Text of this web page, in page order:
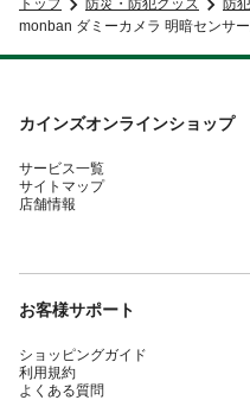
トップ 防災・防犯グッズ 防
monban ダミーカメラ 明暗センサ
カインズオンラインショップ
サービス一覧
サイトマップ
店舗情報
お客様サポート
ショッピングガイド
利用規約
よくある質問